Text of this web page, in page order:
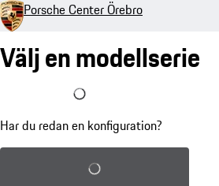
Porsche Center Örebro
Välj en modellserie
Jag har redan en konfiguration
Har du redan en konfiguration?
Ladda sparad konfiguration